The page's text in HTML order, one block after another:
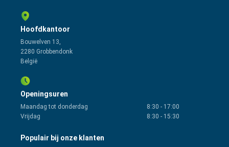
Hoofdkantoor
Bouwelven 13,
2280 Grobbendonk
België
Openingsuren
Maandag tot donderdag 8:30 - 17:00
Vrijdag
8:30 - 15:30
Populair bij onze klanten